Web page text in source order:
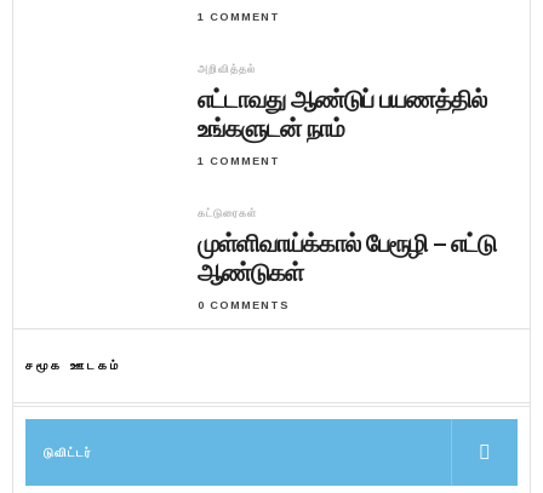
1 COMMENT
அறிவித்தல்
எட்டாவது ஆண்டுப் பயணத்தில்
உங்களுடன் நாம்
1 COMMENT
கட்டுரைகள்
முள்ளிவாய்க்கால் பேரூழி – எட்டு
ஆண்டுகள்
0 COMMENTS
சமூக ஊடகம்
டுவிட்டர்